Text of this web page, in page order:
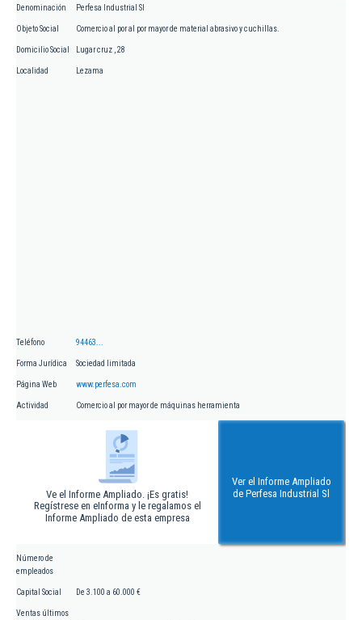
Denominación Perfesa Industrial Sl
Objeto Social Comercio al por al por mayor de material abrasivo y cuchillas.
Domicilio Social Lugar cruz , 28
Localidad Lezama
Teléfono 94463...
Forma Jurídica Sociedad limitada
Página Web www.perfesa.com
Actividad Comercio al por mayor de máquinas herramienta
Ve el Informe Ampliado. ¡Es gratis!
Regístrese en eInforma y le regalamos el
Informe Ampliado de esta empresa
Ver el Informe Ampliado
de Perfesa Industrial Sl
Número de
empleados
Capital Social De 3.100 a 60.000 €
Ventas últimos